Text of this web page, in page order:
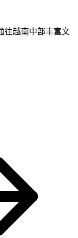
往越南中部丰富文